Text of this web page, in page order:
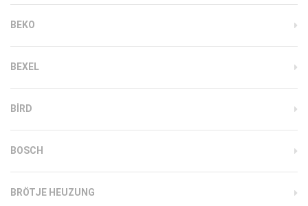
BEKO
BEXEL
BIRD
BOSCH
BRÖTJE HEUZUNG